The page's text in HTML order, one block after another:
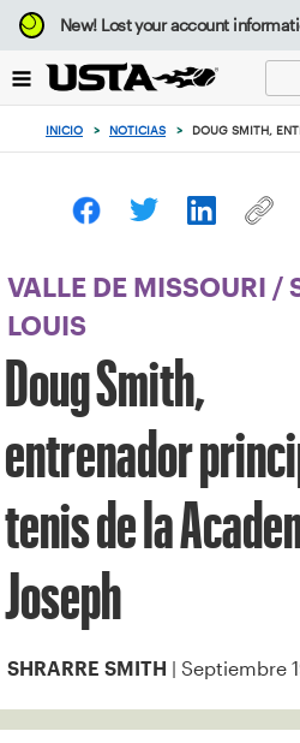
Enfoque
desde
botón
volver
principio
New!Lost your account
INICIO > NOTICIAS > DOUG SMITH,
VALLE DE MISSOURI /
LOUIS
Doug Smith,
entrenador
tenis de la
Joseph
SHRARRE SMITH | Septiembre